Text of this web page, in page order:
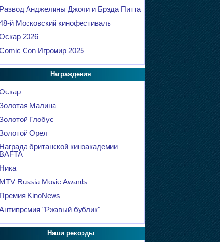
Развод Анджелины Джоли и Брэда Питта
48-й Московский кинофестиваль
Оскар 2026
Comic Con Игромир 2025
Награждения
Оскар
Золотая Малина
Золотой Глобус
Золотой Орел
Награда британской киноакадемии
BAFTA
Ника
MTV Russia Movie Awards
Премия KinoNews
Антипремия "Ржавый бублик"
Наши рекорды